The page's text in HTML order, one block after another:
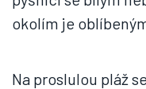
okolím je
Na proslulou pláž